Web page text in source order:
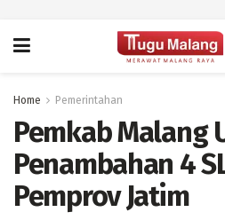
Home Pemerintahan
Pemkab Malang
Penambahan 4
Pemprov Jatim